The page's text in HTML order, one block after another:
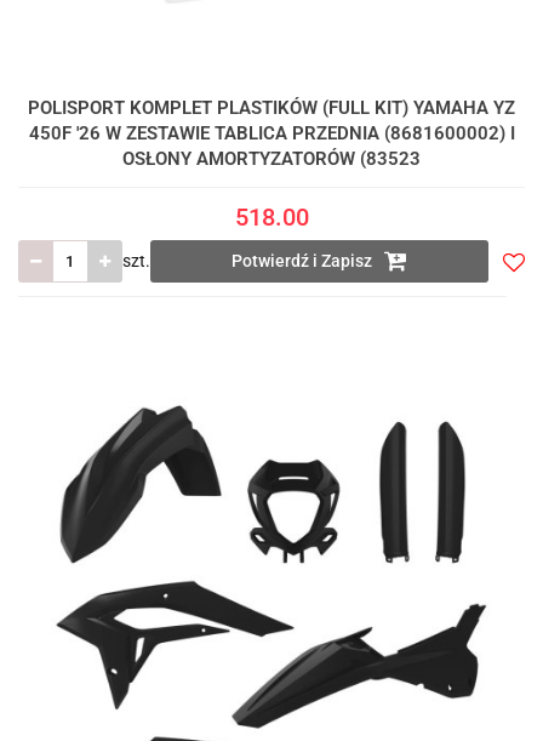
POLISPORT KOMPLET PLASTIKÓW (FULL KIT) YAMAHA YZ
450F '26 W ZESTAWIE TABLICA PRZEDNIA (8681600002) I
OSŁONY AMORTYZATORÓW (83523
518.00
szt. Potwierdź i Zapisz